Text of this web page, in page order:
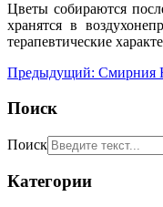
Цветы собираются
хранятся в
терапевтические
Предыдущий: Смирния
Поиск
Поиск
Категории